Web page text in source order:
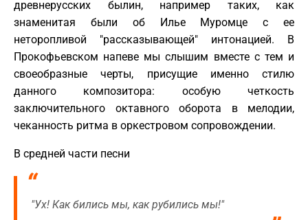
древнерусских былин, например таких, как
знаменитая были об Илье Муромце с ее
неторопливой "рассказывающей" интонацией. В
Прокофьевском напеве мы слышим вместе с тем и
своеобразные черты, присущие именно стилю
данного композитора: особую четкость
заключительного октавного оборота в мелодии,
чеканность ритма в оркестровом сопровождении.
В средней части песни
"Ух! Как бились мы, как рубились мы!"